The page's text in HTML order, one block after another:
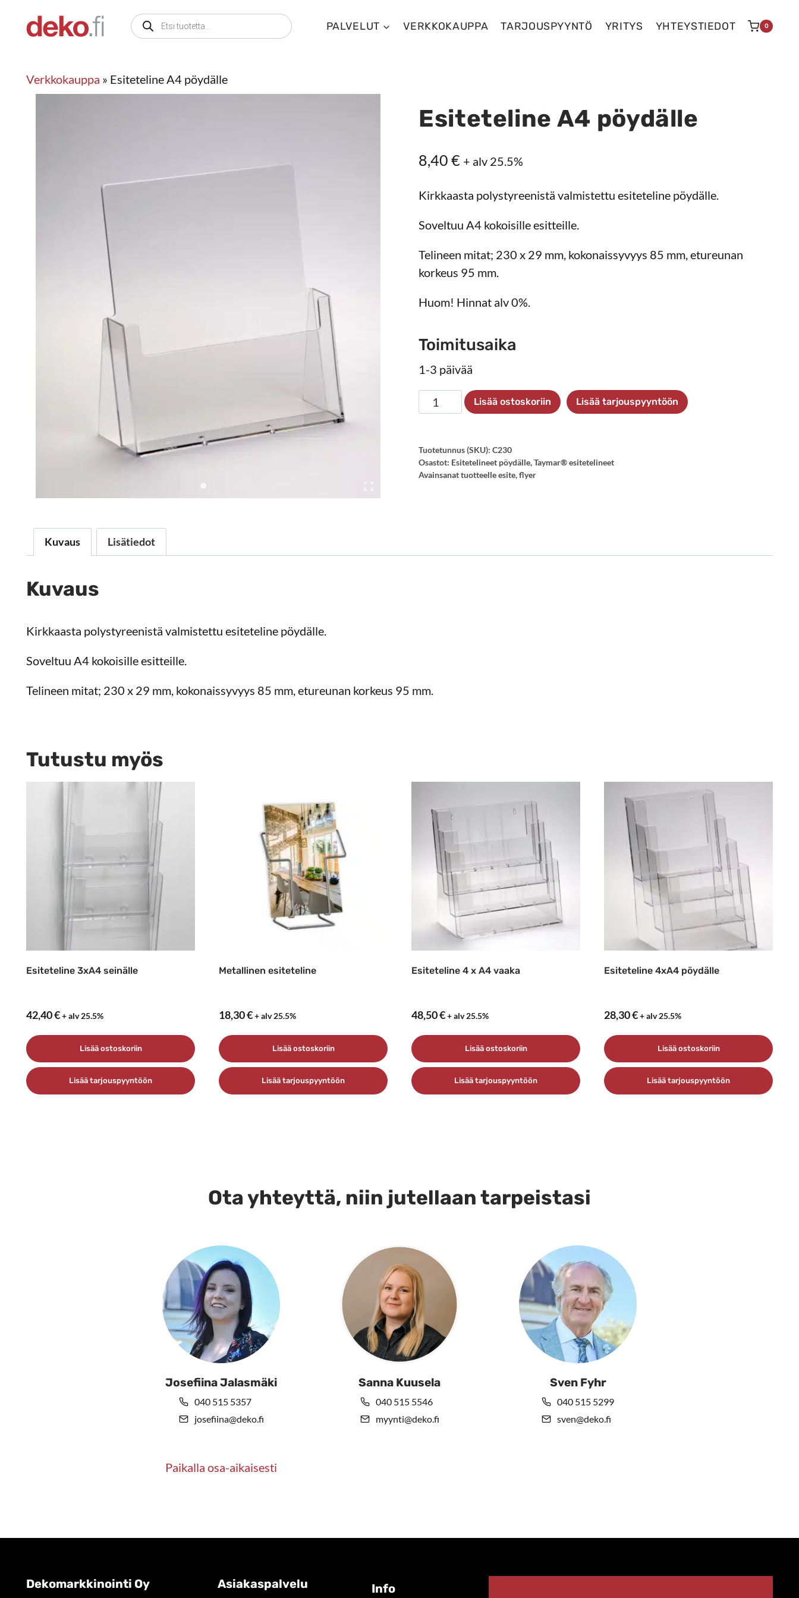
sisältöön
Products
search
PALVELUT VERKKOKAUPPA TARJOUSPYYNTÖ YRITYS YHTEYSTIEDOT 0
Verkkokauppa » Esiteteline A4 pöydälle
Esiteteline A4 pöydälle
8,40 € + alv 25.5%
Kirkkaasta polystyreenistä valmistettu esiteteline pöydälle.
Soveltuu A4 kokoisille esitteille.
Telineen mitat; 230 x 29 mm, kokonaissyvyys 85 mm, etureunan
korkeus 95 mm.
Huom! Hinnat alv 0%.
Toimitusaika
1-3 päivää
Esiteteline
A4
määrä
Lisää ostoskoriin Lisää tarjouspyyntöön
Tuotetunnus (SKU): C230
Osastot: Esitetelineet pöydälle,Taymar® esitetelineet
Avainsanat tuotteelleesite,flyer
Kuvaus Lisätiedot
Kuvaus
Kirkkaasta polystyreenistä valmistettu esiteteline pöydälle.
Soveltuu A4 kokoisille esitteille.
Telineen mitat; 230 x 29 mm, kokonaissyvyys 85 mm, etureunan korkeus 95 mm.
Tutustu myös
Esiteteline 3xA4 seinälle
42,40€+ alv 25.5%
Lisää ostoskoriin
Lisää tarjouspyyntöön
Metallinen esiteteline
18,30€+ alv 25.5%
Lisää ostoskoriin
Lisää tarjouspyyntöön
Esiteteline 4 x A4 vaaka
48,50€+ alv 25.5%
Lisää ostoskoriin
Lisää tarjouspyyntöön
Esiteteline 4xA4 pöydälle
28,30€+ alv 25.5%
Lisää ostoskoriin
Lisää tarjouspyyntöön
Ota yhteyttä, niin jutellaan tarpeistasi
Josefiina Jalasmäki
040 515 5357
josefiina@deko.fi
Paikalla osa-aikaisesti
Sanna Kuusela
040 515 5546
myynti@deko.fi
Sven Fyhr
040 515 5299
sven@deko.fi
Dekomarkkinointi Oy Asiakaspalvelu Info